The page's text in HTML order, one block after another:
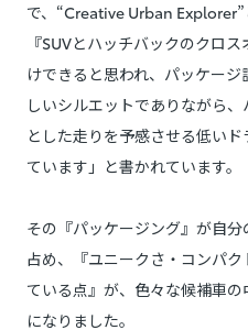
で、“Creative Urban
『SUVとハッチバックのクロ
けできると思われ、パッケー
しいシルエットでありながら
とした走りを予感させる低い
ています」と書かれています。
その『パッケージング』が自
占め、『ユニークさ・コンパ
ている点』が、色々な候補車
になりました。